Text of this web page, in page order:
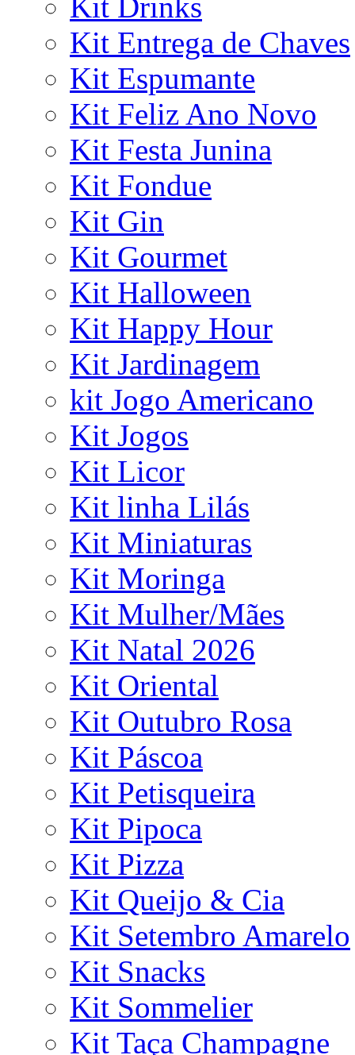
Kit Entrega de Chaves
Kit Espumante
Kit Feliz Ano Novo
Kit Festa Junina
Kit Fondue
Kit Gin
Kit Gourmet
Kit Halloween
Kit Happy Hour
Kit Jardinagem
kit Jogo Americano
Kit Jogos
Kit Licor
Kit linha Lilás
Kit Miniaturas
Kit Moringa
Kit Mulher/Mães
Kit Natal 2026
Kit Oriental
Kit Outubro Rosa
Kit Páscoa
Kit Petisqueira
Kit Pipoca
Kit Pizza
Kit Queijo & Cia
Kit Setembro Amarelo
Kit Snacks
Kit Sommelier
Kit Taça Champagne